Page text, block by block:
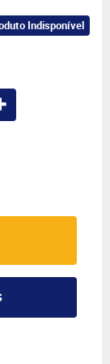
Indisponível